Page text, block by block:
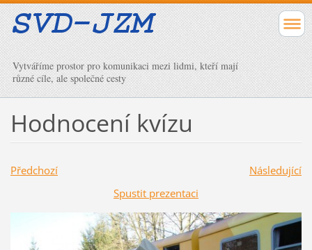
Vytváříme prostor pro komunikaci mezi lidmi, kteří mají
různé cíle, ale společné cesty
Hodnocení kvízu
Předchozí
Následující
Spustit prezentaci